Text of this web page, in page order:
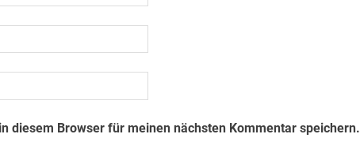
diesem Browser für meinen nächsten Kommentar speichern.